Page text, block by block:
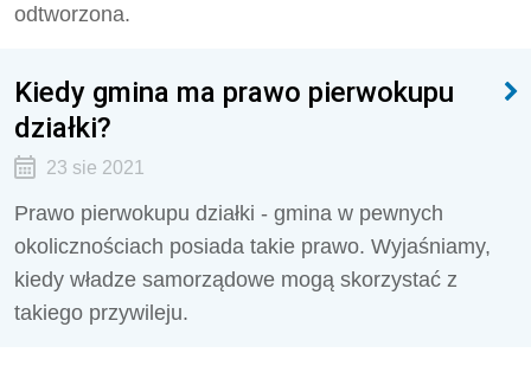
odtworzona.
Kiedy gmina ma prawo pierwokupu
działki?
23 sie 2021
Prawo pierwokupu działki - gmina w pewnych
okolicznościach posiada takie prawo. Wyjaśniamy,
kiedy władze samorządowe mogą skorzystać z
takiego przywileju.